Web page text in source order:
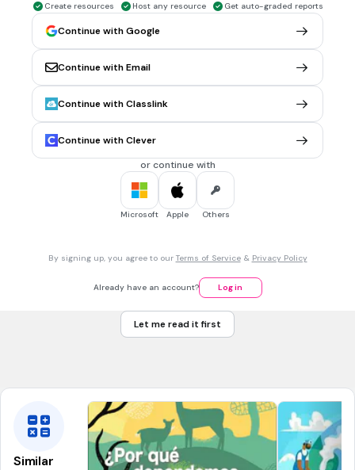
Aparato de Golgi
Mitocondria
MULTIPLE CHOICE QUESTION 1 min • 5 pts
¿Cuáles de los siguientes tipos de hongos corresponde a
los lisotróficos?
Ameboides
¿Qué nombre recibe el conjunto de hifas de los hongos
Create resources Host any resource Get auto-graded reports
Continue with Google
Continue with Email
Continue with Classlink
Continue with Clever
or continue with
Microsoft Apple Others
By signing up, you agree to our Terms of Service& Privacy Policy
Already have an account? Log in
Let me read it first
Similar